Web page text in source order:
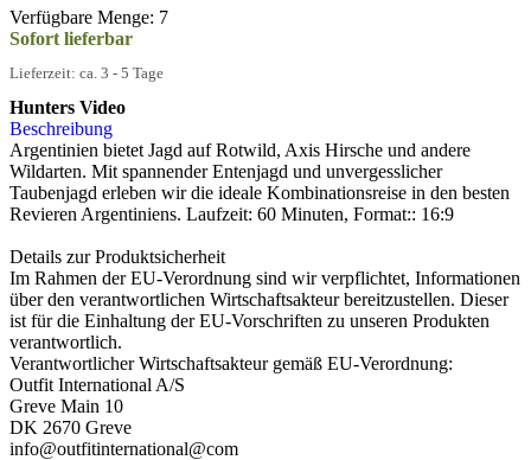
Verfügbare Menge: 7
Sofort lieferbar
Lieferzeit: ca. 3 - 5 Tage
Hunters Video
Beschreibung
Argentinien bietet Jagd auf Rotwild, Axis Hirsche und andere
Wildarten. Mit spannender Entenjagd und unvergesslicher
Taubenjagd erleben wir die ideale Kombinationsreise in den besten
Revieren Argentiniens. Laufzeit: 60 Minuten, Format:: 16:9
Details zur Produktsicherheit
Im Rahmen der EU-Verordnung sind wir verpflichtet, Informationen
über den verantwortlichen Wirtschaftsakteur bereitzustellen. Dieser
ist für die Einhaltung der EU-Vorschriften zu unseren Produkten
verantwortlich.
Verantwortlicher Wirtschaftsakteur gemäß EU-Verordnung:
Outfit International A/S
Greve Main 10
DK 2670 Greve
info@outfitinternational@com